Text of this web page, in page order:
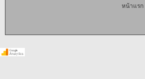
หน้าแรก|